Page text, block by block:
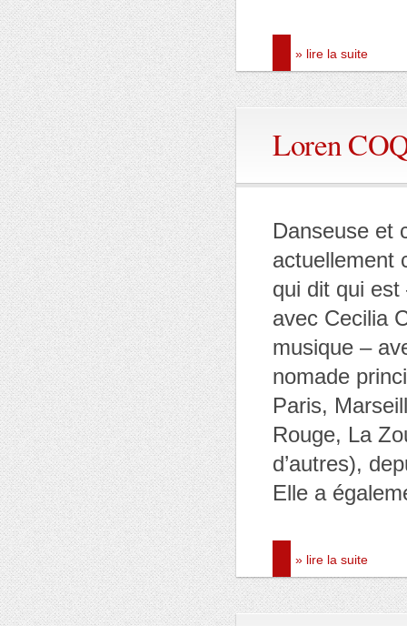
» lire la suite
Loren
Danseuse et
actuellement
qui dit qui
avec Cecilia
musique –
nomade
Paris,
Rouge, La
d’autres),
Elle a
» lire la suite